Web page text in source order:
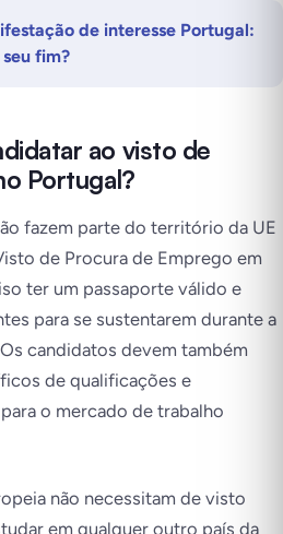
de interesse Portugal:
fim?
ao visto de
Portugal?
fazem parte do território da UE
de Procura de Emprego em
ter um passaporte válido e
para se sustentarem durante a
candidatos devem também
de qualificações e
o mercado de trabalho
não necessitam de visto
em qualquer outro país da